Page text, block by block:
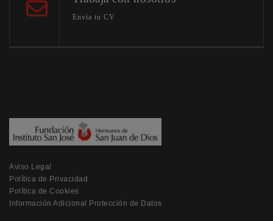
Envía tu CV
Aviso Legal
Política de Privacidad
Política de Cookies
Información Adicional Protección de Datos